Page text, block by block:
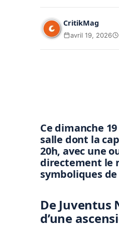
CritikMag
avril 19, 2026
Ce dimanche
salle dont la
20h, avec une
directement le
symboliques de
De Juventus
d’une